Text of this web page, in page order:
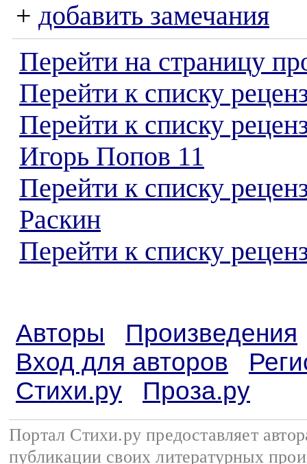
+ добавить замечания
Перейти на страницу
Перейти к списку
Перейти к списку
Игорь Попов 11
Перейти к списку
Раскин
Перейти к списку
Авторы
Произведения
Вход для авторов
Стихи.ру
Проза.ру
Портал Стихи.ру предоставляет
публикации своих литературных